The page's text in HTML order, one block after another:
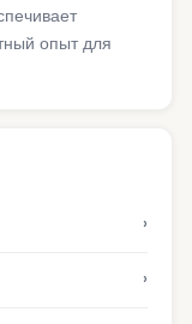
опыт для
›
›